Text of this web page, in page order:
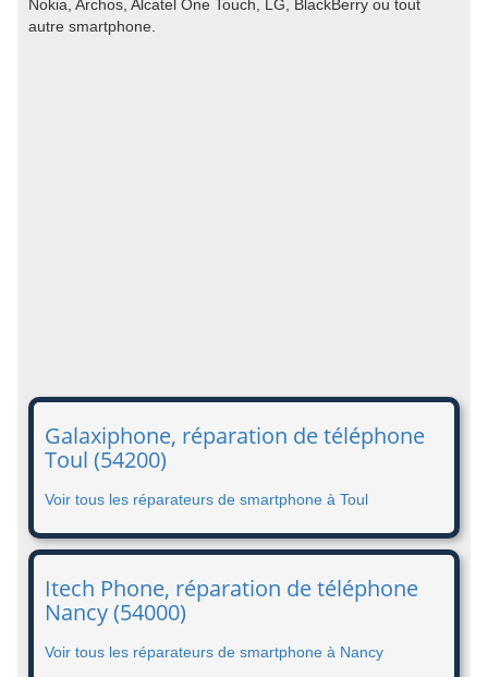
Nokia, Archos, Alcatel One Touch, LG, BlackBerry ou tout
autre smartphone.
Galaxiphone, réparation de téléphone
Toul (54200)
Voir tous les réparateurs de smartphone à Toul
Itech Phone, réparation de téléphone
Nancy (54000)
Voir tous les réparateurs de smartphone à Nancy